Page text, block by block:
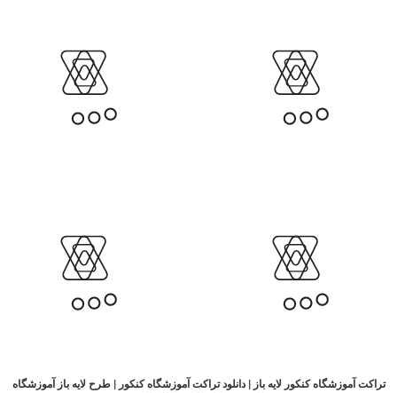
تراکت آموزشگاه کنکور لایه باز | دانلود تراکت آموزشگاه کنکور | طرح لایه باز آموزشگاه